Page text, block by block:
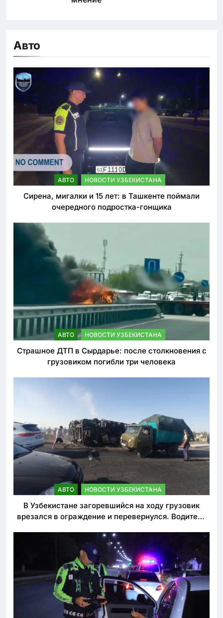
Авто
АВТО НОВОСТИ УЗБЕКИСТАНА
Сирена, мигалки и 15 лет: в Ташкенте поймали
очередного подростка-гонщика
АВТО НОВОСТИ УЗБЕКИСТАНА
Страшное ДТП в Сырдарье: после столкновения с
грузовиком погибли три человека
АВТО НОВОСТИ УЗБЕКИСТАНА
В Узбекистане загоревшийся на ходу грузовик
врезался в ограждение и перевернулся. Водитель